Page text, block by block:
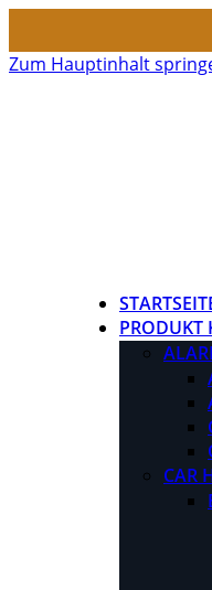
Zum Hauptinhalt
PRODUKT
CAR